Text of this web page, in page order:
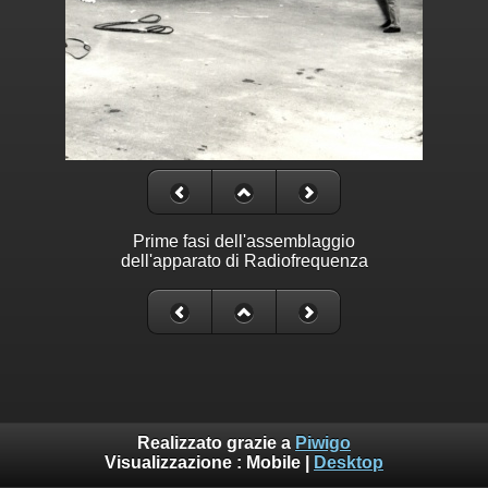
Prime fasi dell'assemblaggio
dell'apparato di Radiofrequenza
Realizzato grazie a Piwigo
Visualizzazione : Mobile Desktop